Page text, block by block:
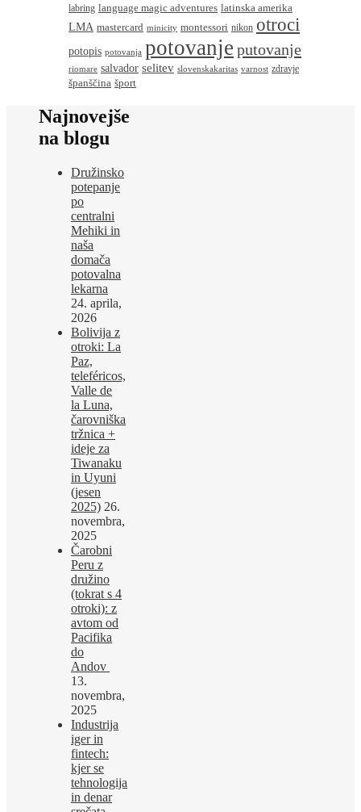
labring language magic adventures latinska amerika
LMA mastercard minicity montessori nikon otroci
potopis potovanja potovanje putovanje
riomare salvador selitev slovenskakaritas varnost zdravje
španščina šport
Najnovejše
na blogu
Družinsko
potepanje
po
centralni
Mehiki in
naša
domača
potovalna
lekarna
24. aprila,
2026
Bolivija z
otroki: La
Paz,
teleféricos,
Valle de
la Luna,
čarovniška
tržnica +
ideje za
Tiwanaku
in Uyuni
(jesen
2025) 26.
novembra,
2025
Čarobni
Peru z
družino
(tokrat s 4
otroki): z
avtom od
Pacifika
do
Andov
13.
novembra,
2025
Industrija
iger in
fintech:
kjer se
tehnologija
in denar